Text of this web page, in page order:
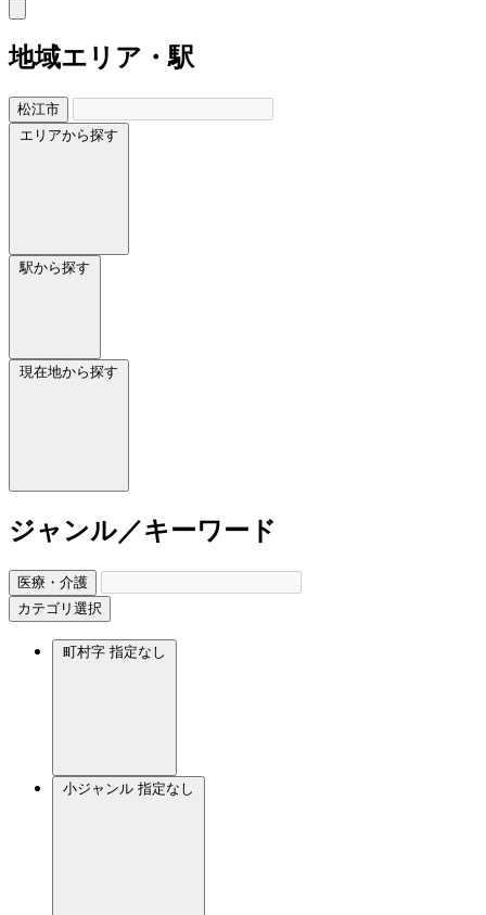
地域エリア・駅
松江市
エリアから探す
駅から探す
現在地から探す
ジャンル／キーワード
医療・介護
カテゴリ選択
町村字 指定なし
小ジャンル 指定なし